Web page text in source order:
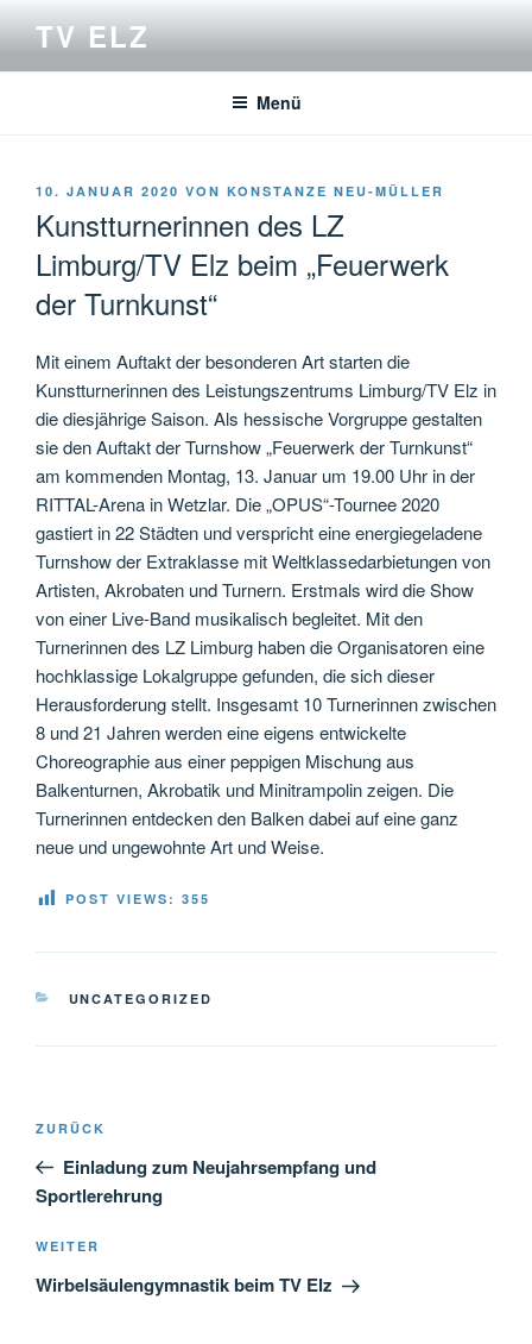
springen
TV ELZ
Menü
VERÖFFENTLICHT
10. JANUAR 2020 VON KONSTANZE NEU-MÜLLER
Kunstturnerinnen des LZ
Limburg/TV Elz beim „Feuerwerk
der Turnkunst“
Mit einem Auftakt der besonderen Art starten die
Kunstturnerinnen des Leistungszentrums Limburg/TV Elz in
die diesjährige Saison. Als hessische Vorgruppe gestalten
sie den Auftakt der Turnshow „Feuerwerk der Turnkunst“
am kommenden Montag, 13. Januar um 19.00 Uhr in der
RITTAL-Arena in Wetzlar. Die „OPUS“-Tournee 2020
gastiert in 22 Städten und verspricht eine energiegeladene
Turnshow der Extraklasse mit Weltklassedarbietungen von
Artisten, Akrobaten und Turnern. Erstmals wird die Show
von einer Live-Band musikalisch begleitet. Mit den
Turnerinnen des LZ Limburg haben die Organisatoren eine
hochklassige Lokalgruppe gefunden, die sich dieser
Herausforderung stellt. Insgesamt 10 Turnerinnen zwischen
8 und 21 Jahren werden eine eigens entwickelte
Choreographie aus einer peppigen Mischung aus
Balkenturnen, Akrobatik und Minitrampolin zeigen. Die
Turnerinnen entdecken den Balken dabei auf eine ganz
neue und ungewohnte Art und Weise.
POST VIEWS: 355
KATEGORIEN
UNCATEGORIZED
Beitragsnavigation
Vorheriger
Beitrag
ZURÜCK
Einladung zum Neujahrsempfang und
Sportlerehrung
Nächster
Beitrag
WEITER
Wirbelsäulengymnastik beim TV Elz